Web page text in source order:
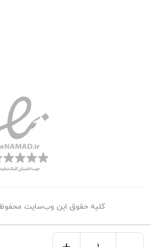
کلیه حقوق این وب‌سایت محفوظ